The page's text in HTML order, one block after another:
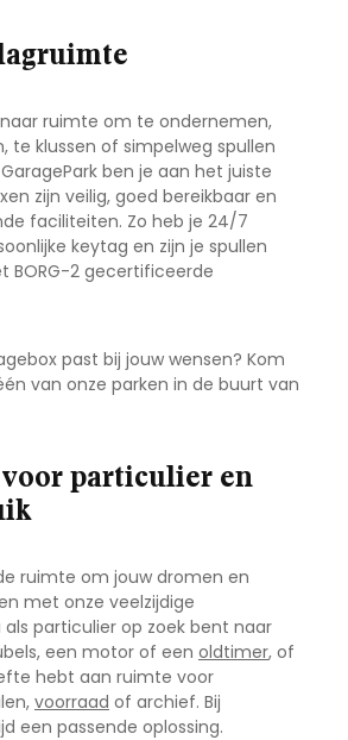
ruimte om te ondernemen,
te klussen of simpelweg spullen
ben je aan het juiste
zijn veilig, goed bereikbaar en
faciliteiten. Zo heb je 24/7
keytag en zijn je spullen
BORG-2 gecertificeerde
past bij jouw wensen? Kom
van onze parken in de buurt van
particulier en
ruimte om jouw dromen en
met onze veelzijdige
particulier op zoek bent naar
een motor of een oldtimer, of
hebt aan ruimte voor
voorraad of archief. Bij
een passende oplossing.